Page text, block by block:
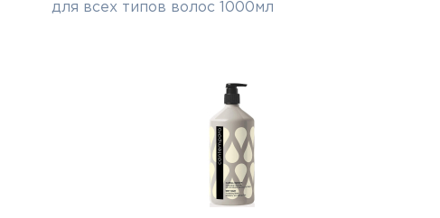
для всех типов волос 1000мл